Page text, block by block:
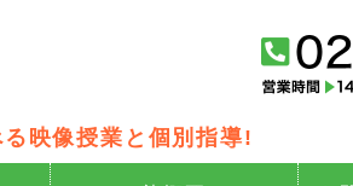
・個別指導 Better
映像授業と個別指導!